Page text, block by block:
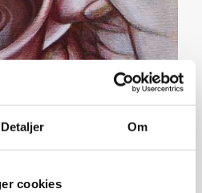
Detaljer Om
cookies
Well of Mimir